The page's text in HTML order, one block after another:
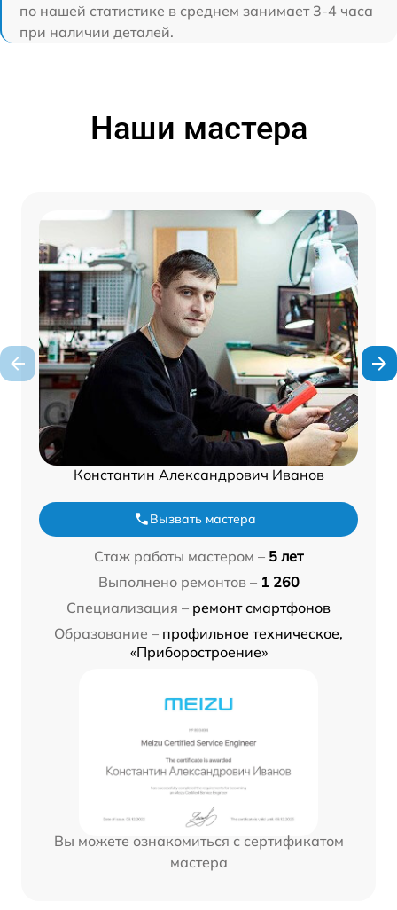
по нашей статистике в среднем занимает 3-4 часа
при наличии деталей.
Наши мастера
Константин Александрович Иванов
Вызвать мастера
Стаж работы мастером – 5 лет
Выполнено ремонтов – 1 260
Специализация – ремонт смартфонов
Образование – профильное техническое,
«Приборостроение»
Вы можете ознакомиться с сертификатом
мастера